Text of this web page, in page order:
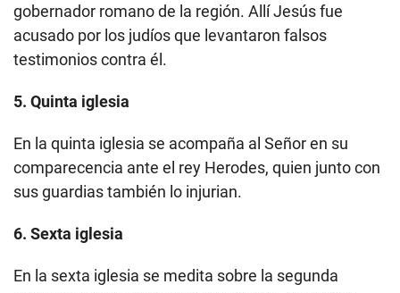
gobernador romano de la región. Allí Jesús fue
acusado por los judíos que levantaron falsos
testimonios contra él.
5. Quinta iglesia
En la quinta iglesia se acompaña al Señor en su
comparecencia ante el rey Herodes, quien junto con
sus guardias también lo injurian.
6. Sexta iglesia
En la sexta iglesia se medita sobre la segunda